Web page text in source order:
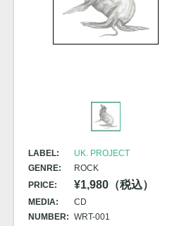
LABEL:
UK. PROJECT
GENRE:
ROCK
PRICE:
¥1,980（税込）
MEDIA:
CD
NUMBER: WRT-001